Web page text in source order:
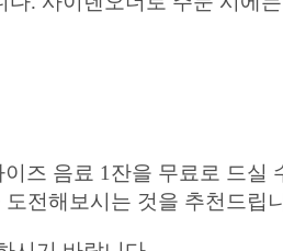
즈 음료 1잔을 무료로 드
전해보시는 것을 추천드립